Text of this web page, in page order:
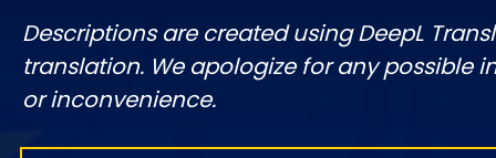
Descriptions are created using DeepL
translation. We apologize for any possible
or inconvenience.